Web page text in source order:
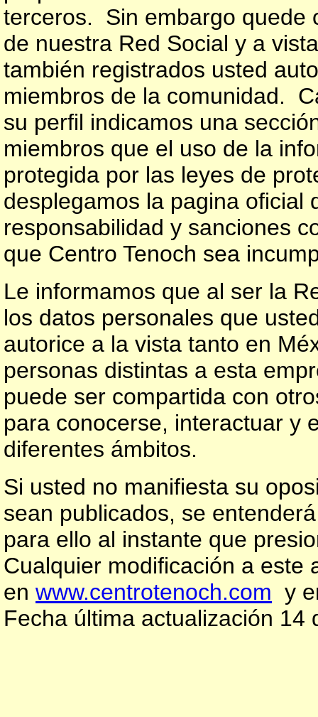
terceros. Sin embargo quede
de nuestra Red Social y a
también registrados usted
miembros de la comunidad.
su perfil indicamos una
miembros que el uso de la
protegida por las leyes de
desplegamos la pagina oficial
responsabilidad y sanciones
que Centro Tenoch sea
Le informamos que al ser la
los datos personales que
autorice a la vista tanto en
personas distintas a esta
puede ser compartida con
para conocerse, interactuar y
diferentes ámbitos.
Si usted no manifiesta su
sean publicados, se
para ello al instante que
Cualquier modificación a este
en www.centrotenoch.com y
Fecha última actualización 14